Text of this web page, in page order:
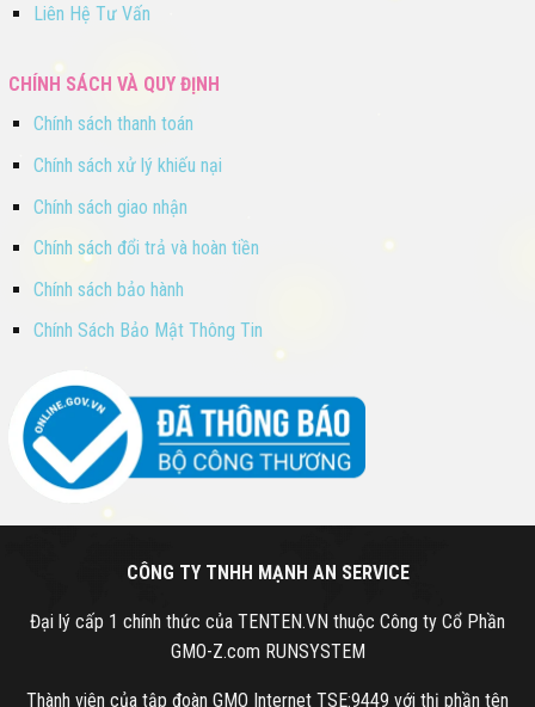
Liên Hệ Tư Vấn
CHÍNH SÁCH VÀ QUY ĐỊNH
Chính sách thanh toán
Chính sách xử lý khiếu nại
Chính sách giao nhận
Chính sách đổi trả và hoàn tiền
Chính sách bảo hành
Chính Sách Bảo Mật Thông Tin
CÔNG TY TNHH MẠNH AN SERVICE
Đại lý cấp 1 chính thức của TENTEN.VN thuộc Công ty Cổ Phần
GMO-Z.com RUNSYSTEM
Thành viên của tập đoàn GMO Internet TSE:9449 với thị phần tên